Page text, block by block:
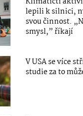
lepili k silnici,
svou činnost.
smysl,” říkají
V USA se více
studie za to